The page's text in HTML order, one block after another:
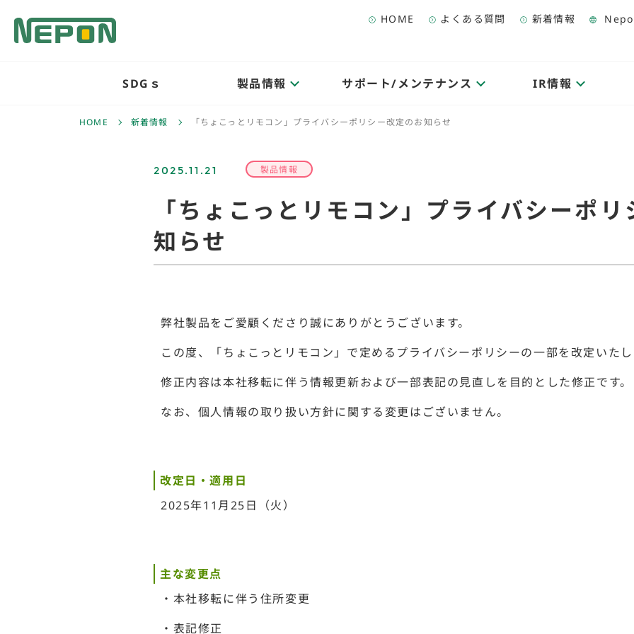
HOME よくある質問 新着情報
SDGｓ 製品情報 サポート/メンテナンス IR情報
HOME 新着情報 「ちょこっとリモコン」プライバシーポリシー改定のお知らせ
2025.11.21 製品情報
「ちょこっとリモコン」プライバシーポ
知らせ
弊社製品をご愛顧くださり誠にありがとうございます。
この度、「ちょこっとリモコン」で定めるプライバシーポリシーの一部を改定いた
修正内容は本社移転に伴う情報更新および一部表記の見直しを目的とした修正です。
なお、個人情報の取り扱い方針に関する変更はございません。
改定日・適用日
2025年11月25日（火）
主な変更点
・本社移転に伴う住所変更
・表記修正